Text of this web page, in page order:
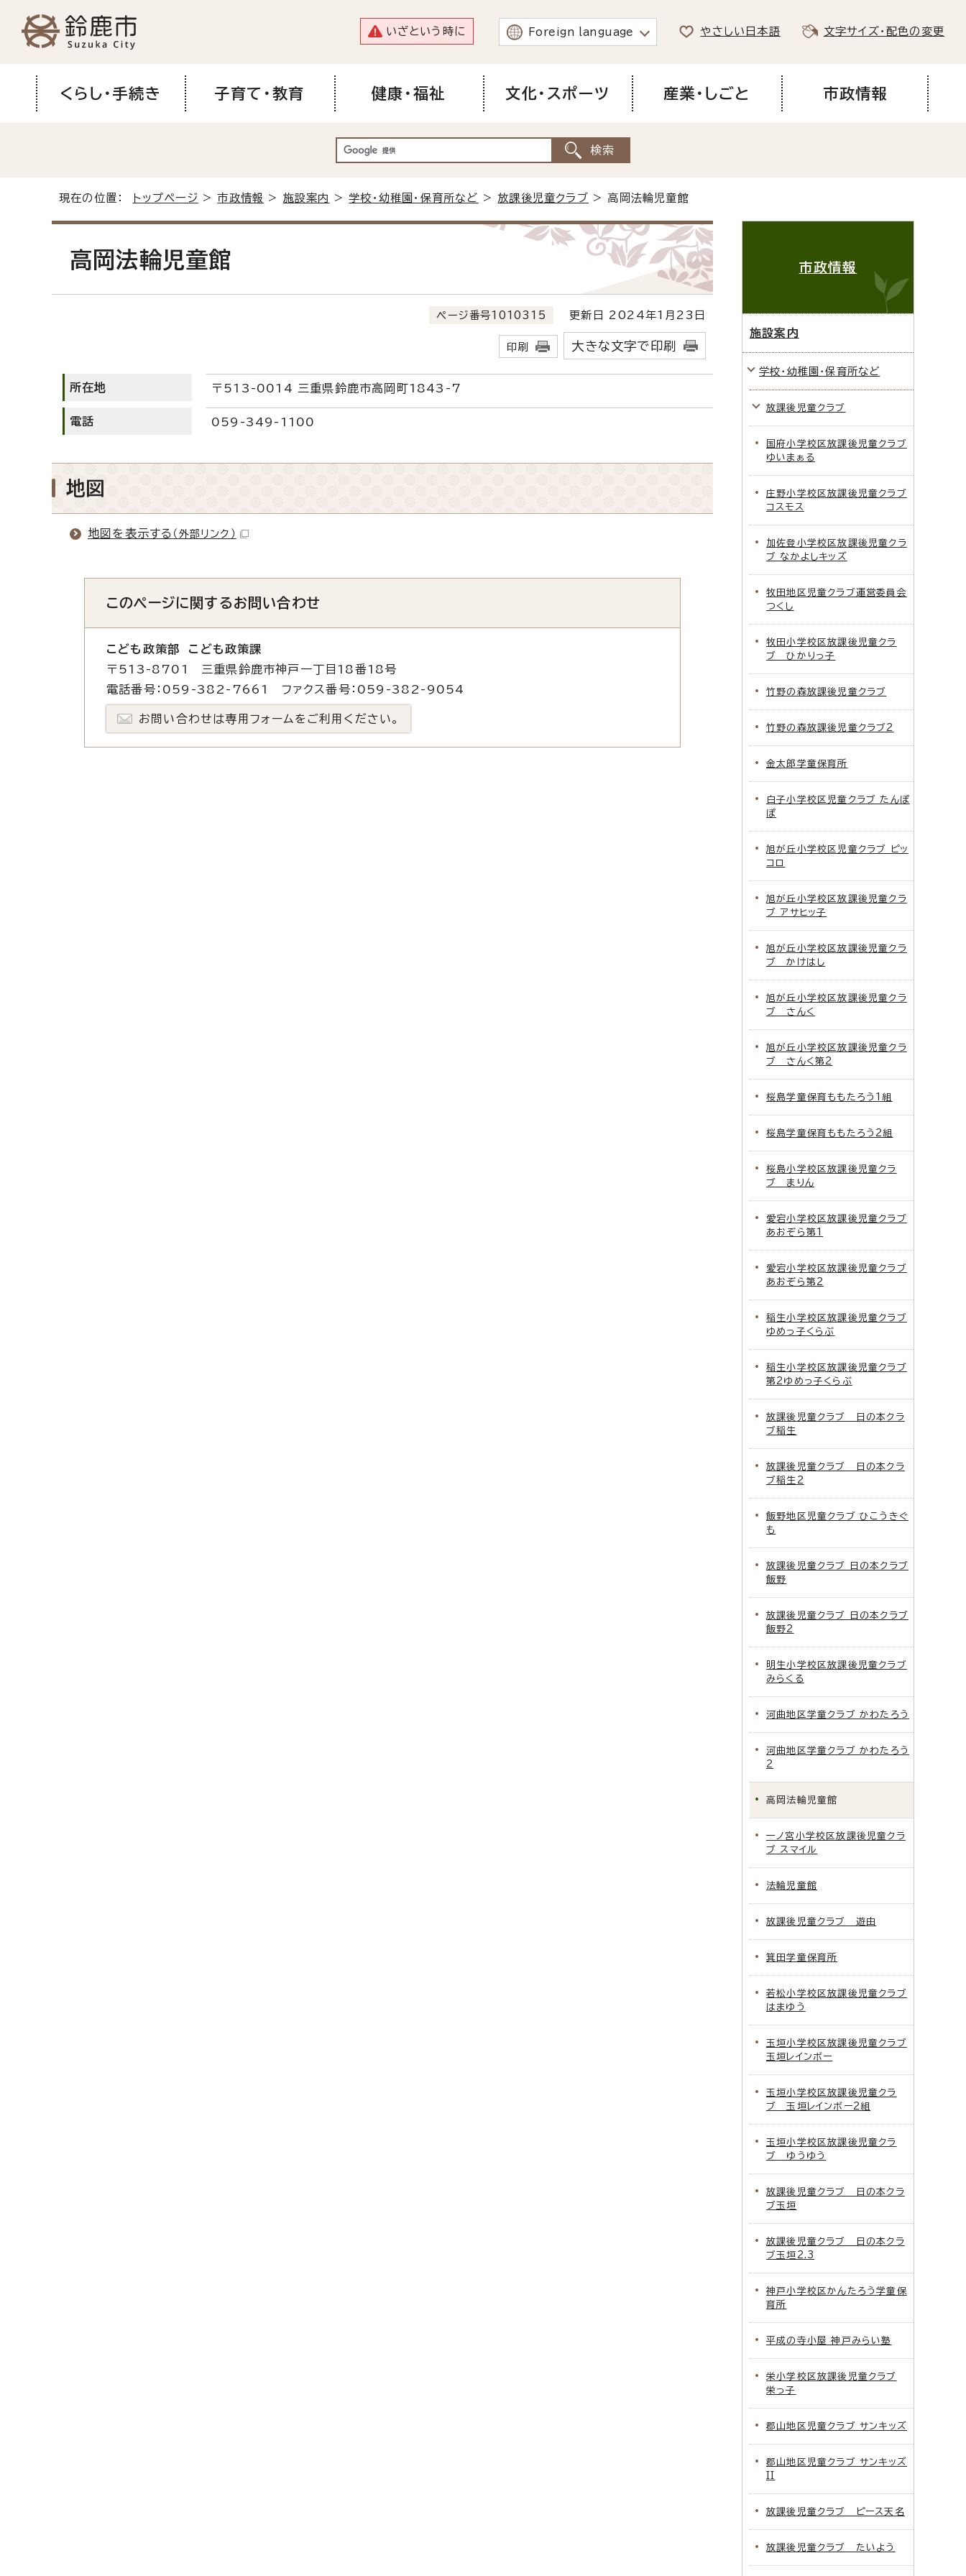
いざという時に Foreign language やさしい日本語 文字サイズ・配色の変更
くらし・手続き 子育て・教育 健康・福祉 文化・スポーツ 産業・しごと 市政情報
現在の位置： トップページ >市政情報 > 施設案内 >学校・幼稚園・保育所など >放課後児童クラブ > 高岡法輪児童館
高岡法輪児童館
ページ番号1010315 更新日 2024年1月23日
印刷 大きな文字で印刷
所在地 〒513-0014 三重県鈴鹿市高岡町1843-7
電話 059-349-1100
地図
地図を表示する （外部リンク）
このページに関するお問い合わせ
こども政策部 こども政策課
〒513-8701 三重県鈴鹿市神戸一丁目18番18号
電話番号：059-382-7661 ファクス番号：059-382-9054
お問い合わせは専用フォームをご利用ください。
市政情報
施設案内
学校・幼稚園・保育所など
放課後児童クラブ
国府小学校区放課後児童クラブ
ゆいまぁる
庄野小学校区放課後児童クラブ
コスモス
加佐登小学校区放課後児童クラ
ブ なかよしキッズ
牧田地区児童クラブ運営委員会
つくし
牧田小学校区放課後児童クラ
ブ ひかりっ子
竹野の森放課後児童クラブ
竹野の森放課後児童クラブ2
金太郎学童保育所
白子小学校区児童クラブ たんぽ
ぽ
旭が丘小学校区児童クラブ ピッ
コロ
旭が丘小学校区放課後児童クラ
ブ アサヒッ子
旭が丘小学校区放課後児童クラ
ブ かけはし
旭が丘小学校区放課後児童クラ
ブ さんく
旭が丘小学校区放課後児童クラ
ブ さんく第2
桜島学童保育ももたろう1組
桜島学童保育ももたろう2組
桜島小学校区放課後児童クラ
ブ まりん
愛宕小学校区放課後児童クラブ
あおぞら第1
愛宕小学校区放課後児童クラブ
あおぞら第2
稲生小学校区放課後児童クラブ
ゆめっ子くらぶ
稲生小学校区放課後児童クラブ
第2ゆめっ子くらぶ
放課後児童クラブ 日の本クラ
ブ稲生
放課後児童クラブ 日の本クラ
ブ稲生2
飯野地区児童クラブ ひこうきぐ
も
放課後児童クラブ 日の本クラブ
飯野
放課後児童クラブ 日の本クラブ
飯野2
明生小学校区放課後児童クラブ
みらくる
河曲地区学童クラブ かわたろう
河曲地区学童クラブ かわたろう
2
高岡法輪児童館
一ノ宮小学校区放課後児童クラ
ブ スマイル
法輪児童館
放課後児童クラブ 遊由
箕田学童保育所
若松小学校区放課後児童クラブ
はまゆう
玉垣小学校区放課後児童クラブ
玉垣レインボー
玉垣小学校区放課後児童クラ
ブ 玉垣レインボー2組
玉垣小学校区放課後児童クラ
ブ ゆうゆう
放課後児童クラブ 日の本クラ
ブ玉垣
放課後児童クラブ 日の本クラ
ブ玉垣2.3
神戸小学校区かんたろう学童保
育所
平成の寺小屋 神戸みらい塾
栄小学校区放課後児童クラブ
栄っ子
郡山地区児童クラブ サンキッズ
郡山地区児童クラブ サンキッズ
放課後児童クラブ ピース天名
放課後児童クラブ たいよう